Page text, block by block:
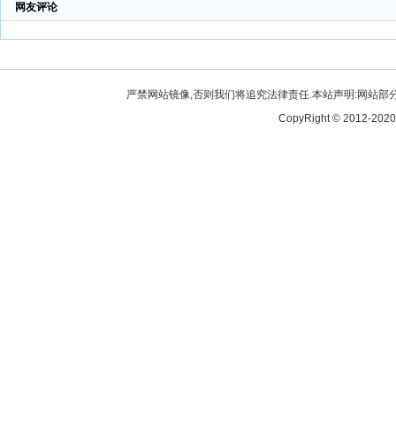
网友评论
严禁网站镜像,否则我们将追究法律责任.本站声明:网站
CopyRight © 2012-